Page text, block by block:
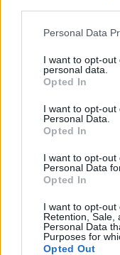
Please note that this
not limited to your
grant or deny
use your data for
consent section.
Personal Data
I want to opt-
personal data.
Opted In
I want to opt-out
Personal Data.
Opted In
I want to opt-
Personal Data
Opted In
I want to opt-out
Retention, Sale,
Personal Data
Purposes for
Opted Out
AUTORE
Ilaria
Ilaria
coordina
partita